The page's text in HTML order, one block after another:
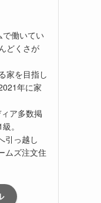
で働いてい
どくさが
家を目指し
年に家
ア多数掲
。
引っ越し
ムズ注文住